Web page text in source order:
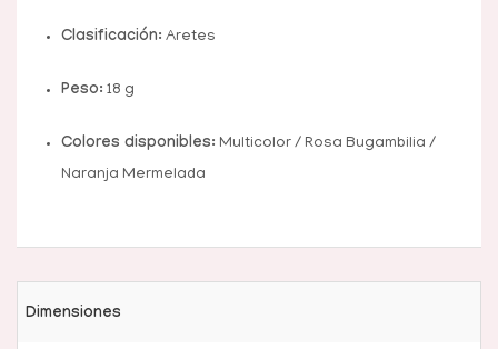
Clasificación: Aretes
Peso: 18 g
Colores disponibles: Multicolor / Rosa Bugambilia /
Naranja Mermelada
Dimensiones